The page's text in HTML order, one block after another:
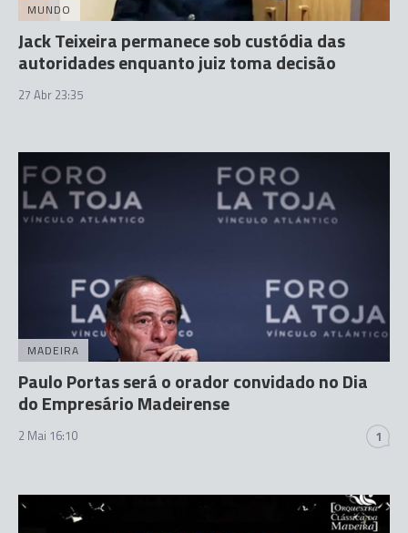
MUNDO
Jack Teixeira permanece sob custódia das
autoridades enquanto juiz toma decisão
27 Abr 23:35
MADEIRA
Paulo Portas será o orador convidado no Dia
do Empresário Madeirense
2 Mai 16:10 1